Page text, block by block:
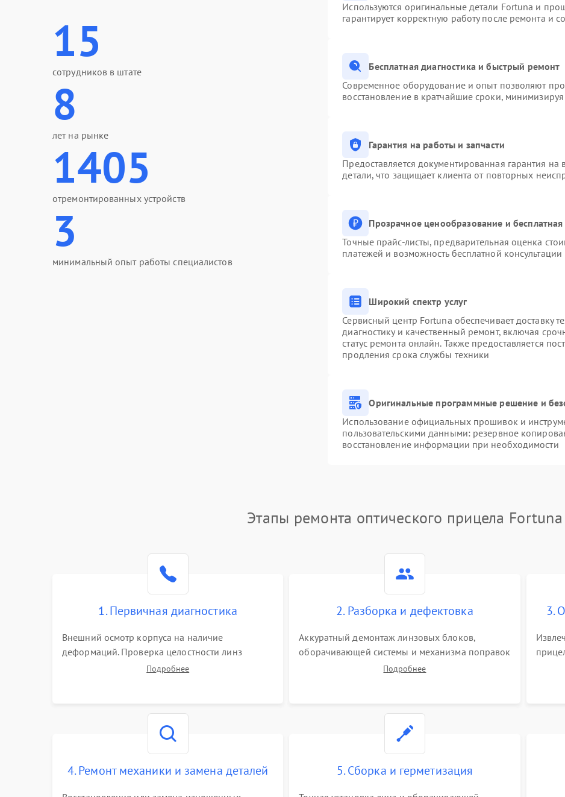
15
сотрудников в штате
8
лет на рынке
1405
отремонтированных устройств
3
минимальный опыт работы специалистов
Используются оригинальные детали Fortuna и
гарантирует корректную работу после ремонта и
Бесплатная диагностика и быстрый ремонт
Современное оборудование и опыт позволяют
восстановление в кратчайшие сроки, минимизируя
Гарантия на работы и запчасти
Предоставляется документированная гарантия
детали, что защищает клиента от повторных
Прозрачное ценообразование и бесплатная
Точные прайс-листы, предварительная оценка
платежей и возможность бесплатной
Широкий спектр услуг
Сервисный центр Fortuna обеспечивает доставку
диагностику и качественный ремонт, включая
статус ремонта онлайн. Также предоставляется
продления срока службы техники
Оригинальные программные решение и
Использование официальных прошивок и
пользовательскими данными: резервное
восстановление информации при необходимости
Этапы ремонта оптического прицела Fortuna
1. Первичная диагностика
Внешний осмотр корпуса на наличие
деформаций. Проверка целостности линз
объектива и окуляра. Тестирование работы
Подробнее
2. Разборка и дефектовка
Аккуратный демонтаж линзовых блоков,
оборачивающей системы и механизма поправок
спецключами. Осмотр внутренних резьбовых
Подробнее
3.
4. Ремонт механики и замена деталей 5. Сборка и герметизация